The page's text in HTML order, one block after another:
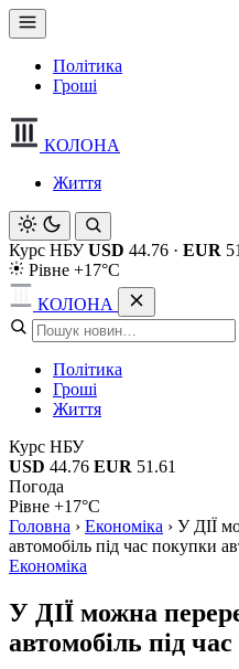
Політика
Гроші
КОЛОНА
Життя
Курс НБУ USD 44.76 · EUR
Рівне +17°C
КОЛОНА
Політика
Гроші
Життя
Курс НБУ
USD 44.76 EUR 51.61
Погода
Рівне +17°C
Головна › Економіка › У ДІЇ
автомобіль під час покупки
Економіка
У ДІЇ можна
автомобіль під